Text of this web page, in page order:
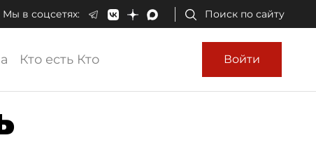
Мы в соцсетях: Поиск по сайту
Кто есть Кто Войти